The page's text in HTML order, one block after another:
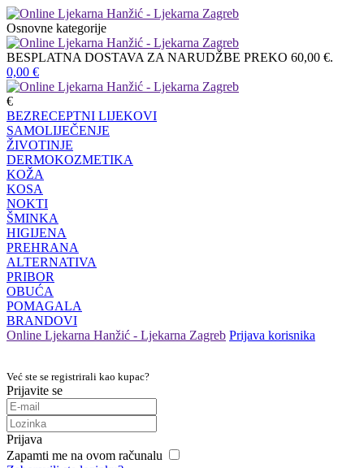
Osnovne kategorije
BESPLATNA DOSTAVA ZA NARUDŽBE PREKO 60,00 €.
0,00 €
€
BEZRECEPTNI LIJEKOVI
SAMOLIJEČENJE
ŽIVOTINJE
DERMOKOZMETIKA
KOŽA
KOSA
NOKTI
ŠMINKA
HIGIJENA
PREHRANA
ALTERNATIVA
PRIBOR
OBUĆA
POMAGALA
BRANDOVI
Online Ljekarna Hanžić - Ljekarna Zagreb Prijava korisnika
Već ste se registrirali kao kupac?
Prijavite se
Prijava
Zapamti me na ovom računalu